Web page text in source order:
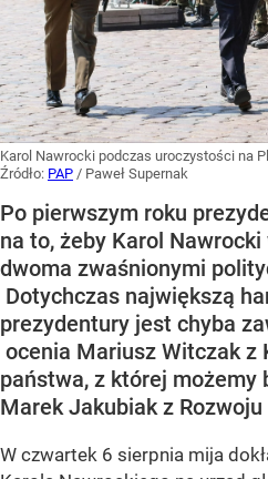
Karol Nawrocki podczas uroczystości na
Źródło: PAP / Paweł Supernak
Po pierwszym roku
na to, żeby Karol
dwoma zwaśnionymi
Dotychczas największą
prezydentury jest chyba
ocenia Mariusz Witczak z
państwa, z której możemy
Marek Jakubiak z Rozwoju
W czwartek 6 sierpnia mija